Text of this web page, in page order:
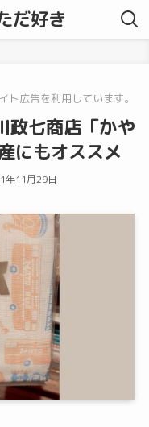
だ好き
ト広告を利用しています。
政七商店「かや
にもオススメ
年11月29日